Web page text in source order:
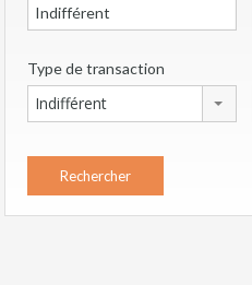
Type de transaction
Indifférent